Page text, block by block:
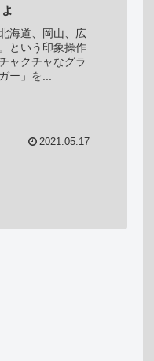
海道、岡山、広
という印象操作
ャクチャなグラ
ー」を...
2021.05.17